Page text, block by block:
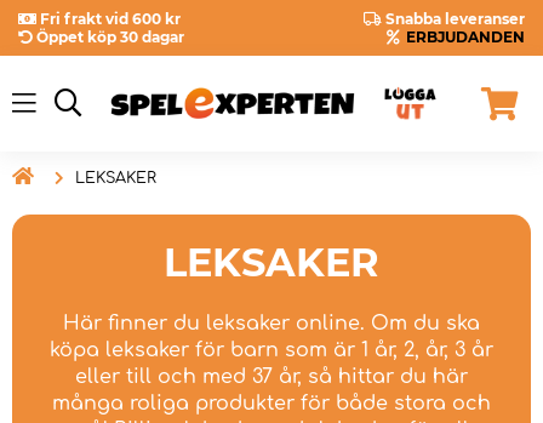
Fri frakt vid 600 kr
Snabba leveranser
Öppet köp 30 dagar
ERBJUDANDEN
 LEKSAKER
LEKSAKER
Här finner du leksaker online. Om du ska
köpa leksaker för barn som är 1 år, 2, år, 3 år
eller till och med 37 år, så hittar du här
många roliga produkter för både stora och